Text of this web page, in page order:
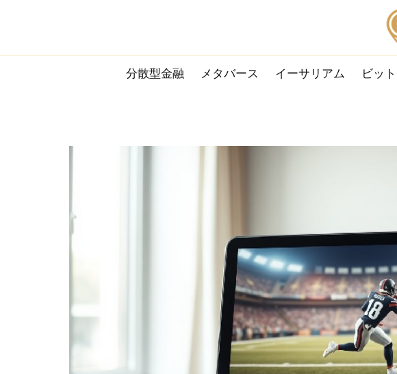
content
分散型金融 メタバース イーサリアム ビッ